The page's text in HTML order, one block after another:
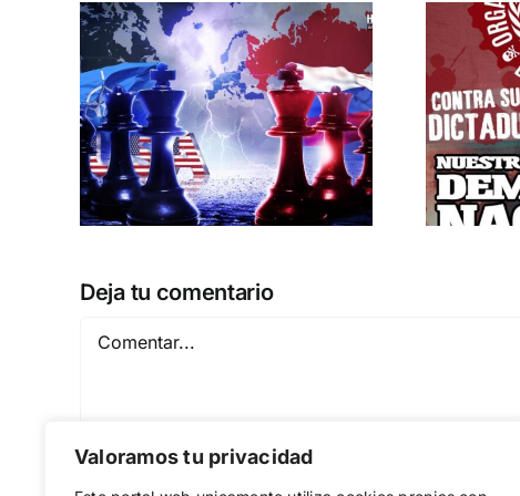
Valoramos tu privacidad
¿Quién o quiénes
son el enemigo?
CARTAS A DN
Deja tu comentario
Comentar